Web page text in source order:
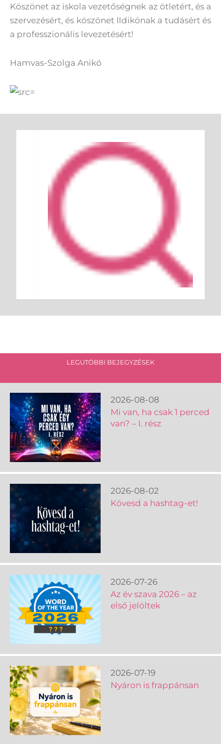
Köszönet az iskola vezetőségnek az ötletért, és a
szervezésért, és köszönet Ildikónak a tudásért és
a professzionális levezetésért!
Hamvas-Szolga Anikó
LEGUTÓBBI BEJEGYZÉSEK
2026-08-08
Mi van, ha csak 1 perced
van? – I. rész
2026-08-02
Kövesd a hashtag-et!
2026-07-26
Az év szava 2026 – az
első jelöltek
2026-07-19
Nyáron is frappánsan